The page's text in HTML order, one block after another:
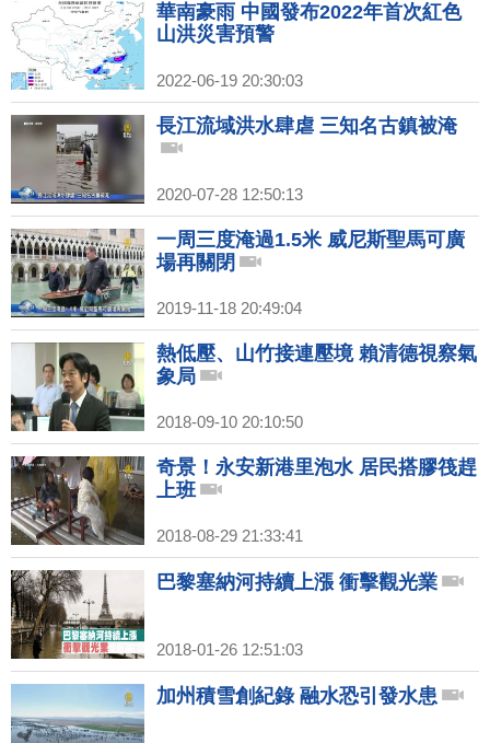
華南豪雨 中國發布2022年首次紅色
山洪災害預警
2022-06-19 20:30:03
長江流域洪水肆虐 三知名古鎮被淹
2020-07-28 12:50:13
一周三度淹過1.5米 威尼斯聖馬可廣
場再關閉
2019-11-18 20:49:04
熱低壓、山竹接連壓境 賴清德視察氣
象局
2018-09-10 20:10:50
奇景！永安新港里泡水 居民搭膠筏趕
上班
2018-08-29 21:33:41
巴黎塞納河持續上漲 衝擊觀光業
2018-01-26 12:51:03
加州積雪創紀錄 融水恐引發水患